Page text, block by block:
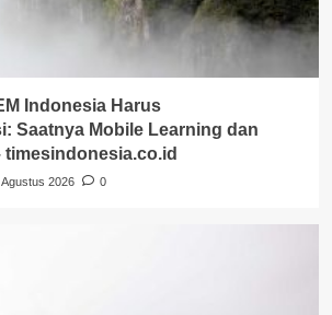
Indonesia Harus
Saatnya Mobile Learning dan
timesindonesia.co.id
2026 0